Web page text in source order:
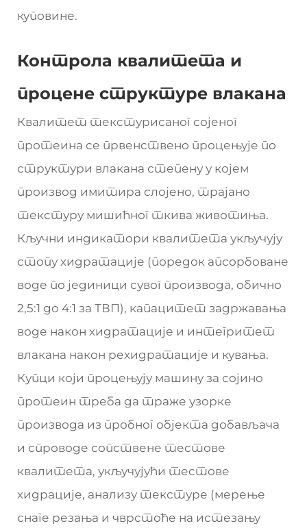
куповине.
Контрола квалитета и
процене структуре влакана
Квалитет текстурисаног сојеног
протеина се првенствено процењује по
структури влакана степену у којем
производ имитира слојено, трајано
текстуру мишићног ткива животиња.
Кључни индикатори квалитета укључују
стопу хидратације (поредок апсорбоване
воде по јединици сувог производа, обично
2,5:1 до 4:1 за ТВП), капацитет задржавања
воде након хидратације и интегритет
влакана након рехидратације и кувања.
Купци који процењују машину за сојино
протеин треба да траже узорке
производа из пробног објекта добављача
и спроводе сопствене тестове
квалитета, укључујући тестове
хидрације, анализу текстуре (мерење
снаге резања и чврстоће на истезању